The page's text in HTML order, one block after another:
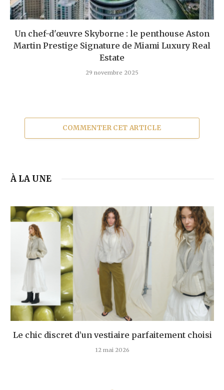
Un chef-d'œuvre Skyborne : le penthouse Aston
Martin Prestige Signature de Miami Luxury Real
Estate
29 novembre 2025
COMMENTER CET ARTICLE
À LA UNE
Le chic discret d’un vestiaire parfaitement choisi
12 mai 2026